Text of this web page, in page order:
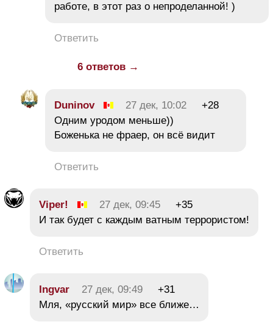
работе, в этот раз о непроделанной! )
Ответить
6 ответов →
Duninov 27 дек, 10:02
+28
Одним уродом меньше))
Боженька не фраер, он всё видит
Ответить
Viper! 27 дек, 09:45
+35
И так будет с каждым ватным террористом!
Ответить
Ingvar 27 дек, 09:49
+31
Мля, «русский мир» все ближе…